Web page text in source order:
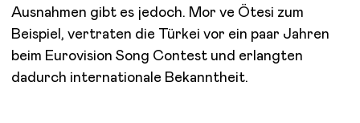
Ausnahmen gibt es jedoch. Mor ve Ötesi zum
Beispiel, vertraten die Türkei vor ein paar Jahren
beim Eurovision Song Contest und erlangten
dadurch internationale Bekanntheit.